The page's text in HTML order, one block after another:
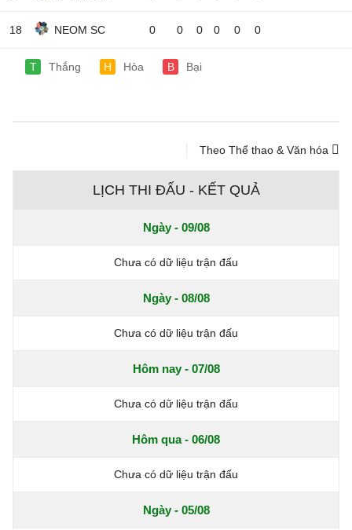
18 NEOM SC 0 0 0 0 0 0
T Thắng H Hòa B Bại
Theo Thể thao & Văn hóa
LỊCH THI ĐẤU - KẾT QUẢ
Ngày - 09/08
Chưa có dữ liệu trận đấu
Ngày - 08/08
Chưa có dữ liệu trận đấu
Hôm nay - 07/08
Chưa có dữ liệu trận đấu
Hôm qua - 06/08
Chưa có dữ liệu trận đấu
Ngày - 05/08